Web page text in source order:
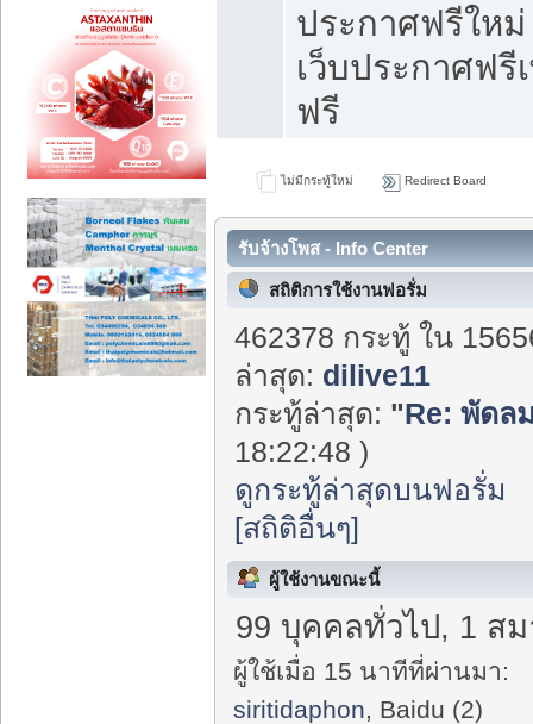
ประกาศฟรีให
เว็บประกาศฟรี
ฟรี
ไม่มีกระทู้ใหม่ Redirect Board
รับจ้างโพส - Info Center
สถิติการใช้งานฟอรั่ม
462378 กระทู้ ใน
ล่าสุด: dilive11
กระทู้ล่าสุด: "Re: พัดล
18:22:48 )
ดูกระทู้ล่าสุดบนฟอรั่ม
[สถิติอื่นๆ]
ผู้ใช้งานขณะนี้
99 บุคคลทั่วไป, 1 ส
ผู้ใช้เมื่อ 15 นาทีที่ผ่านมา:
siritidaphon, Baidu (2)